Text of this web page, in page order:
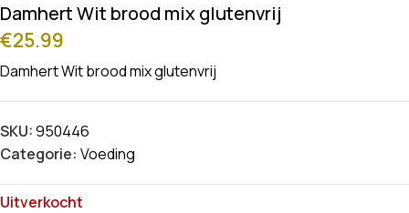
Damhert Wit brood mix glutenvrij
€25.99
Damhert Wit brood mix glutenvrij
SKU:950446
Categorie: Voeding
Uitverkocht